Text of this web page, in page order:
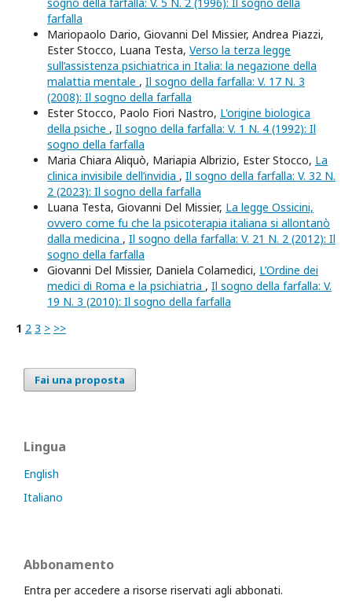
farfalla
Mariopaolo Dario, Giovanni Del Missier, Andrea Piazzi,
Ester Stocco, Luana Testa, Verso la terza legge
sull’assistenza psichiatrica in Italia: la negazione della
malattia mentale , Il sogno della farfalla: V. 17 N. 3
(2008): Il sogno della farfalla
Ester Stocco, Paolo Fiori Nastro, L'origine biologica
della psiche , Il sogno della farfalla: V. 1 N. 4 (1992): Il
sogno della farfalla
Maria Chiara Aliquò, Mariapia Albrizio, Ester Stocco, La
clinica invisibile dell’invidia , Il sogno della farfalla: V. 32 N.
2 (2023): Il sogno della farfalla
Luana Testa, Giovanni Del Missier, La legge Ossicini,
ovvero come fu che la psicoterapia italiana si allontanò
dalla medicina , Il sogno della farfalla: V. 21 N. 2 (2012): Il
sogno della farfalla
Giovanni Del Missier, Daniela Colamedici, L’Ordine dei
medici di Roma e la psichiatria , Il sogno della farfalla: V.
19 N. 3 (2010): Il sogno della farfalla
1 2 3 > >>
Fai una proposta
Lingua
English
Italiano
Abbonamento
Entra per accedere a risorse riservati agli abbonati.